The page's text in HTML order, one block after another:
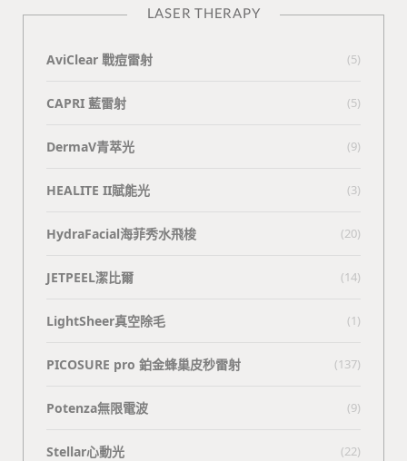
LASER THERAPY
AviClear 戰痘雷射 (5)
CAPRI 藍雷射 (5)
DermaV青萃光 (9)
HEALITE II賦能光 (3)
HydraFacial海菲秀水飛梭 (20)
JETPEEL潔比爾 (14)
LightSheer真空除毛 (1)
PICOSURE pro 鉑金蜂巢皮秒雷射 (137)
Potenza無限電波 (9)
Stellar心動光 (22)